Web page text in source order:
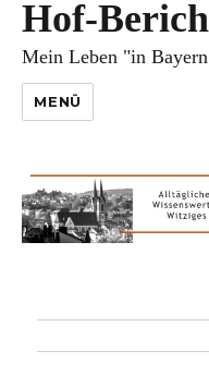
Hof-
Mein Leben "in
MENÜ